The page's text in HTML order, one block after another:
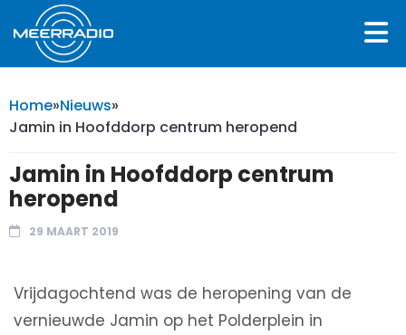
Home»Nieuws»
Jamin in Hoofddorp centrum heropend
Jamin in Hoofddorp centrum
heropend
29 MAART 2019
Vrijdagochtend was de heropening van de
vernieuwde Jamin op het Polderplein in